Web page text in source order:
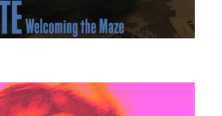
FACE FEAT. ALL MY